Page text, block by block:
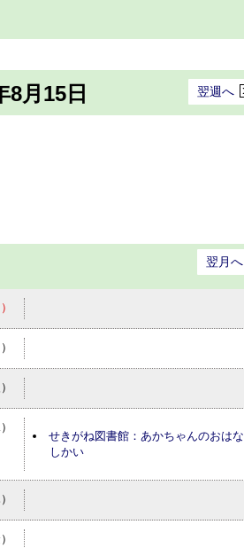
8月15日 翌週へ
翌月へ
せきがね図書館：あかちゃんのおはな
しかい